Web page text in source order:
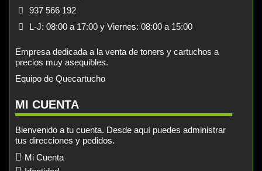
937 566 192
L-J: 08:00 a 17:00 y Viernes: 08:00 a 15:00
Empresa dedicada a la venta de toners y cartuchos a
precios muy asequibles.
Equipo de Quecartucho
MI CUENTA
Bienvenido a tu cuenta. Desde aquí puedes administrar
tus direcciones y pedidos.
Mi Cuenta